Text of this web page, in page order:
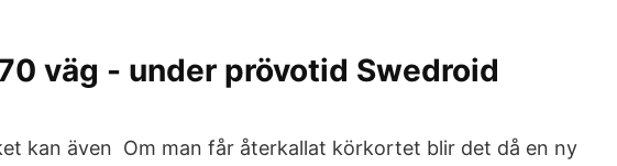
väg - under prövotid Swedroid
kan även Om man får återkallat körkortet blir det då en ny